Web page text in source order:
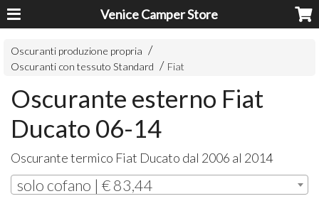
Venice Camper Store
Oscuranti produzione propria
Oscuranti con tessuto Standard
Fiat
Oscurante esterno Fiat
Ducato 06-14
Oscurante termico Fiat Ducato dal 2006 al 2014
solo cofano | € 83,44